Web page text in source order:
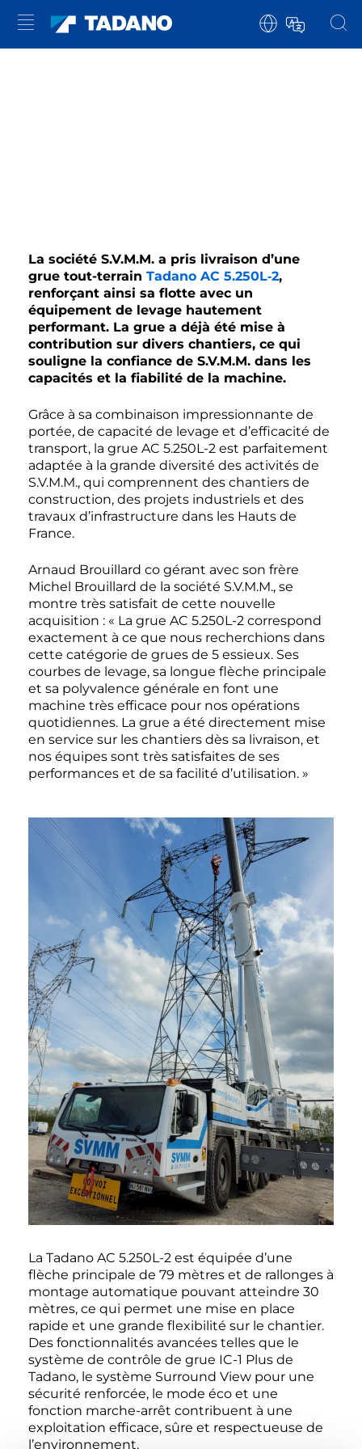
La société S.V.M.M. a pris livraison d’une
grue tout-terrain Tadano AC 5.250L‑2,
renforçant ainsi sa flotte avec un
équipement de levage hautement
performant. La grue a déjà été mise à
contribution sur divers chantiers, ce qui
souligne la confiance de S.V.M.M. dans les
capacités et la fiabilité de la machine.
Grâce à sa combinaison impressionnante de
portée, de capacité de levage et d’efficacité de
transport, la grue AC 5.250L-2 est parfaitement
adaptée à la grande diversité des activités de
S.V.M.M., qui comprennent des chantiers de
construction, des projets industriels et des
travaux d’infrastructure dans les Hauts de
France.
Arnaud Brouillard co gérant avec son frère
Michel Brouillard de la société S.V.M.M., se
montre très satisfait de cette nouvelle
acquisition : « La grue AC 5.250L-2 correspond
exactement à ce que nous recherchions dans
cette catégorie de grues de 5 essieux. Ses
courbes de levage, sa longue flèche principale
et sa polyvalence générale en font une
machine très efficace pour nos opérations
quotidiennes. La grue a été directement mise
en service sur les chantiers dès sa livraison, et
nos équipes sont très satisfaites de ses
performances et de sa facilité d’utilisation. »
La Tadano AC 5.250L-2 est équipée d’une
flèche principale de 79 mètres et de rallonges à
montage automatique pouvant atteindre 30
mètres, ce qui permet une mise en place
rapide et une grande flexibilité sur le chantier.
Des fonctionnalités avancées telles que le
système de contrôle de grue IC-1 Plus de
Tadano, le système Surround View pour une
sécurité renforcée, le mode éco et une
fonction marche-arrêt contribuent à une
exploitation efficace, sûre et respectueuse de
l’environnement.